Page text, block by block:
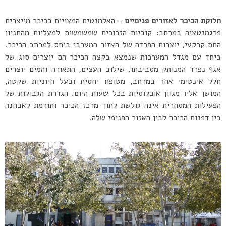
חלוקת הכיכר לאזורים פנימיים – האלמנטים המצויים בכיכר מייצרים
פרגמנטציה במרחב: קוביות הזכוכית שמשמשות למעליות מהחניון
התת קרקעי, יוצרות הפרדה של האזור המערבי ביחס למרחב הכיכר.
ביחד עם מגדל המערכות שנמצא בקצה הכיכר הם יוצרים סוג של
אגף נפרד המנותק מסביבתו. שילוב העצים, התאורה והמים יוצרים
חלל אינטימי אחר במרחב, מטופח יחסית ובעל חיוניות שקטה,
המושך אליו מגוון אוכלוסיות בכל שעות היום. הגדרת הגבולות של
הפעילות המסחרית אינה גולשת לתוך מרכז הכיכר ותורמת לאבחנה
בין דפנות הכיכר לבין האזור הפנימי שלה.